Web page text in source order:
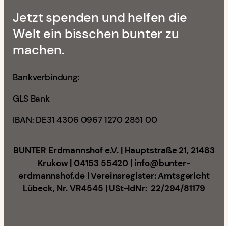
Jetzt spenden und helfen die
Welt ein bisschen bunter zu
machen.
Bankverbindung:
GLS Bank
IBAN: DE31 4306 0967 1270 2851 00
BUNTER Erdmannshof e.V. | Hauptstraße 21, 21483
Krukow | 04153 55420 | info@bunter-
erdmannshof.de | Vereinsregister: Amtsgericht
Lübeck, Nr. VR4545 | USt-IdNr: 22/294/81179